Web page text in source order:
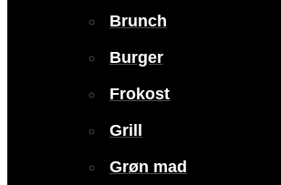
Brunch
Burger
Frokost
Grill
Grøn mad